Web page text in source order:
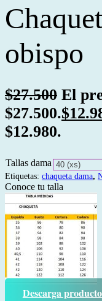
obispo
$27.500 El
$27.500.$
$12.980.
Tallas dama
Etiquetas: chaqueta dama,
Conoce tu talla
Descarga